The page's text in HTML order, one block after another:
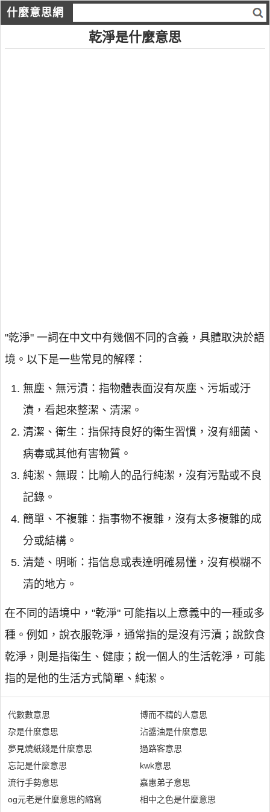
什麼意思網
乾淨是什麼意思
"乾淨" 一詞在中文中有幾個不同的含義，具體取決於語
境。以下是一些常見的解釋：
無塵、無污漬：指物體表面沒有灰塵、污垢或汙
漬，看起來整潔、清潔。
清潔、衛生：指保持良好的衛生習慣，沒有細菌、
病毒或其他有害物質。
純潔、無瑕：比喻人的品行純潔，沒有污點或不良
記錄。
簡單、不複雜：指事物不複雜，沒有太多複雜的成
分或結構。
清楚、明晰：指信息或表達明確易懂，沒有模糊不
清的地方。
在不同的語境中，"乾淨" 可能指以上意義中的一種或多
種。例如，說衣服乾淨，通常指的是沒有污漬；說飲食
乾淨，則是指衛生、健康；說一個人的生活乾淨，可能
指的是他的生活方式簡單、純潔。
代數數意思
尕是什麼意思
夢見燒紙錢是什麼意思
忘記是什麼意思
流行手勢意思
og元老是什麼意思的縮寫
博而不精的人意思
沾醬油是什麼意思
過路客意思
kwk意思
嘉惠弟子意思
相中之色是什麼意思